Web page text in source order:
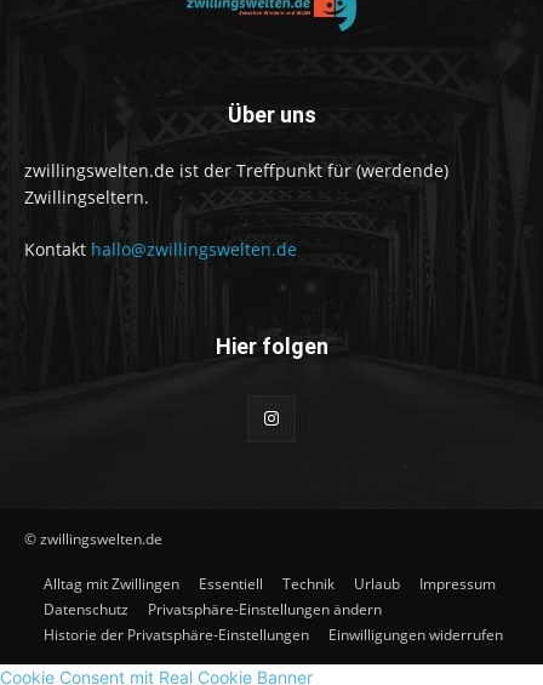
Über uns
zwillingswelten.de ist der Treffpunkt für (werdende)
Zwillingseltern.
Kontakt hallo@zwillingswelten.de
Hier folgen
© zwillingswelten.de
Alltag mit Zwillingen Essentiell Technik Urlaub
Impressum
Datenschutz
Privatsphäre-Einstellungen ändern
Historie der Privatsphäre-Einstellungen
Einwilligungen widerrufen
Cookie Consent mit Real Cookie Banner